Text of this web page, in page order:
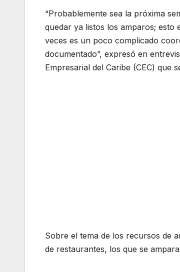
“Probablemente sea la próxima
quedar ya listos los amparos; esto
veces es un poco complicado
documentado”, expresó en
Empresarial del Caribe (CEC) que
Sobre el tema de los recursos de
de restaurantes, los que se